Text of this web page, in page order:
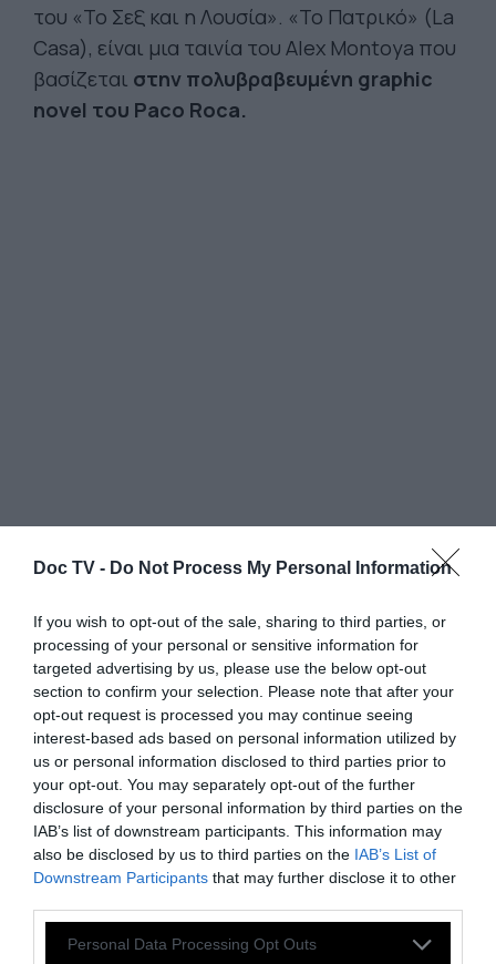
Doc TV - Do Not Process My Personal Information
If you wish to opt-out of the sale, sharing to third parties, or
processing of your personal or sensitive information for
targeted advertising by us, please use the below opt-out
section to confirm your selection. Please note that after your
opt-out request is processed you may continue seeing
interest-based ads based on personal information utilized by
us or personal information disclosed to third parties prior to
your opt-out. You may separately opt-out of the further
disclosure of your personal information by third parties on the
IAB’s list of downstream participants. This information may
also be disclosed by us to third parties on the IAB’s List of
Downstream Participants that may further disclose it to other
Personal Data Processing Opt Outs
του «Το Σεξ και η Λουσία». «Το Πατρικό» (La
Casa), είναι μια ταινία του Alex Montoya που
βασίζεται στην πολυβραβευμένη graphic
novel του Paco Roca.
Το «Μια Βραδιά με τους Rolling Stones» (Una
Noche con los Rolling Stones), είναι μία
ταινία από την Κούβα σε σκηνοθεσία της
Patricia Ramos. Βραβεία Goya Καλύτερου
Νέου Σκηνοθέτη και Πρωτοεμφανιζόμενου
Ηθοποιού πήρε «Το Γαλάζιο Αστέρι» (La